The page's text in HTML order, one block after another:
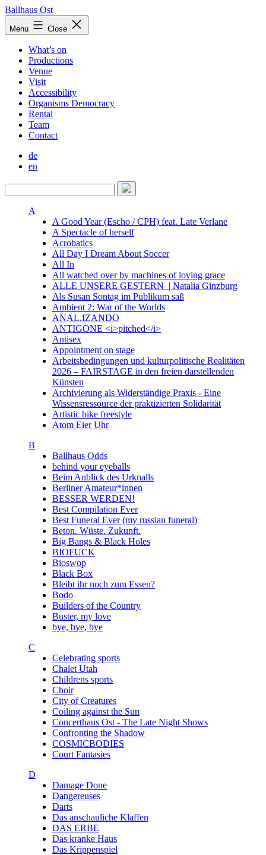
Skip
to
content
Ballhaus Ost
Ballhaus
Ost
Menu Close
What’s on
Productions
Venue
Visit
Accessibility
Organisms Democracy
Rental
Team
Contact
de
en
A
A Good Year (Escho / CPH) feat. Late Verlane
A Spectacle of herself
Acrobatics
All Day I Dream About Soccer
All In
All watched over by machines of loving grace
ALLE UNSERE GESTERN | Natalia Ginzburg
Als Susan Sontag im Publikum saß
Ambient 2: War of the Worlds
ANAL.IZANDO
ANTIGONE <i>pitched</i>
Antisex
Appointment on stage
Arbeitsbedingungen und kulturpolitische Realitäten
2026 – FAIRSTAGE in den freien darstellenden
Künsten
Archivierung als Widerständige Praxis - Eine
Wissensressource der praktizierten Solidarität
Artistic bike freestyle
Atom Eier Uhr
B
Ballhaus Odds
behind your eyeballs
Beim Anblick des Urknalls
Berliner Amateur*innen
BESSER WERDEN!
Best Compilation Ever
Best Funeral Ever (my russian funeral)
Beton. Wüste. Zukunft.
Big Bangs & Black Holes
BIOFUCK
Bioswop
Black Box
Bleibt ihr noch zum Essen?
Bodo
Builders of the Country
Buster, my love
bye, bye, bye
C
Celebrating sports
Chalet Utah
Childrens sports
Choir
City of Creatures
Coiling against the Sun
Concerthaus Ost - The Late Night Shows
Confronting the Shadow
COSMICBODIES
Court Fantasies
D
Damage Done
Dangereuses
Darts
Das anschauliche Klaffen
DAS ERBE
Das kranke Haus
Das Krippenspiel